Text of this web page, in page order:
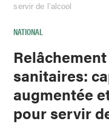
servir de l’alcool
NATIONAL
sanitaires:
augmentée
pour servir